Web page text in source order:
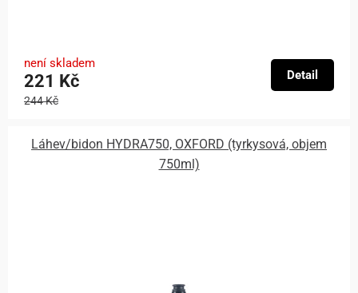
není skladem
221 Kč
244 Kč
Detail
Láhev/bidon HYDRA750, OXFORD (tyrkysová, objem
750ml)